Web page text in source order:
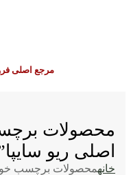
مرجع اصلی
محصولات
اصلی ریو
خانهمحصولات برچسب